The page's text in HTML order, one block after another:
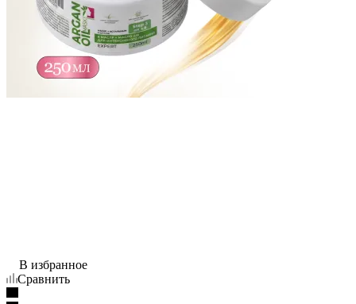
В избранное
Сравнить